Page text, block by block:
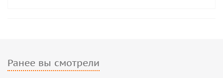
Ранее вы смотрели